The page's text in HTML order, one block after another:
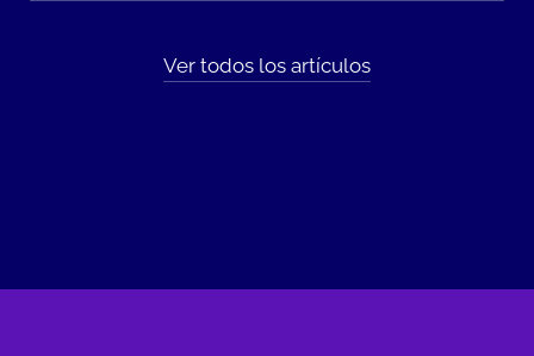
Ver todos los artículos